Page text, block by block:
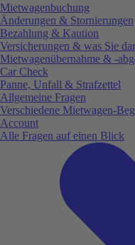
Mietwagenbuchung
Änderungen & Stornierungen
Bezahlung & Kaution
Versicherungen & was Sie
Mietwagenübernahme & -
Car Check
Panne, Unfall & Strafzettel
Allgemeine Fragen
Verschiedene Mietwagen-
Account
Alle Fragen auf einen Blick